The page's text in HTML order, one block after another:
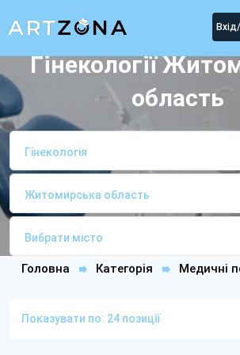
Гінекології
область
Гінекологія
Житомирська область
Вибрати місто
Головна Категорія
Медичні
Показувати по: 24 позиції